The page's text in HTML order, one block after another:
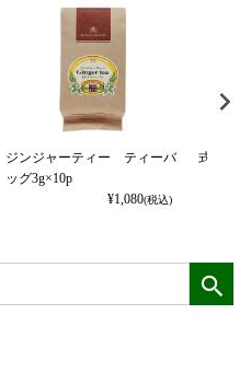
ジンジャーティー ティーバ
ッグ3g×10p
¥1,080(税込)
式部の